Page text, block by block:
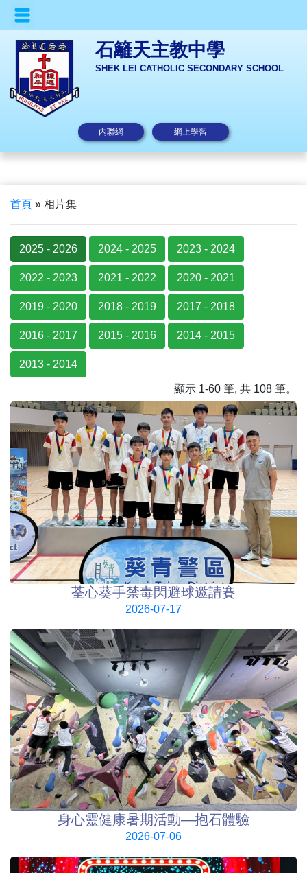
石籬天主教中學
SHEK LEI CATHOLIC SECONDARY SCHOOL
內聯網 網上學習
首頁 » 相片集
2025 - 2026 2024 - 2025 2023 - 2024
2022 - 2023 2021 - 2022 2020 - 2021
2019 - 2020 2018 - 2019 2017 - 2018
2016 - 2017 2015 - 2016 2014 - 2015
2013 - 2014
顯示 1-60 筆, 共 108 筆。
荃心葵手禁毒閃避球邀請賽
2026-07-17
身心靈健康暑期活動—抱石體驗
2026-07-06